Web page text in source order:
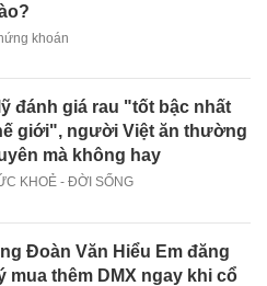
khoán
đánh giá rau "tốt bậc nhất
giới", người Việt ăn thường
mà không hay
KHOẺ - ĐỜI SỐNG
Đoàn Văn Hiểu Em đăng
mua thêm DMX ngay khi cổ